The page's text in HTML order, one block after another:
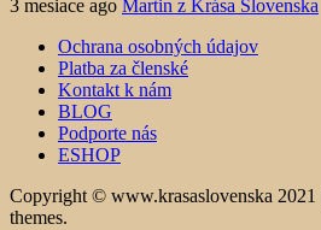
3 mesiace ago Martin z Krása Slovenska
Ochrana osobných údajov
Platba za členské
Kontakt k nám
BLOG
Podporte nás
ESHOP
Copyright © www.krasaslovenska 2021
themes.